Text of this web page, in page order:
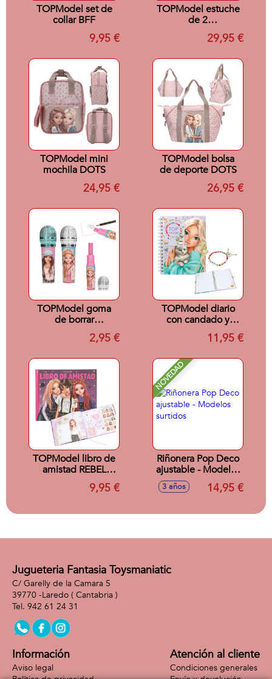
TOPModel set de
collar BFF
9,95 €
TOPModel estuche
de 2
compartimentos
DOTS29,95 €
TOPModel mini
mochila DOTS
24,95 €
TOPModel bolsa
de deporte DOTS
26,95 €
TOPModel goma
de borrar
micrófono MUSIC
2,95 €
TOPModel diario
con candado y
pulsera11,95 €
TOPModel libro de
amistad REBEL
KITTY, español9,95 €
NOVEDAD
Riñonera Pop Deco
ajustable - Modelos
surtidos
3 años 14,95 €
Jugueteria Fantasia Toysmaniatic
C/ Garelly de la Camara 5
39770 -Laredo ( Cantabria )
942 61 24 31
Información
Aviso legal
Atención al cliente
Condiciones generales